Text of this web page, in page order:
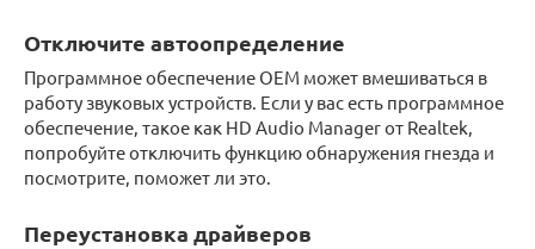
Отключите автоопределение
Программное обеспечение OEM может вмешиваться в
работу звуковых устройств. Если у вас есть программное
обеспечение, такое как HD Audio Manager от Realtek,
попробуйте отключить функцию обнаружения гнезда и
посмотрите, поможет ли это.
Переустановка драйверов